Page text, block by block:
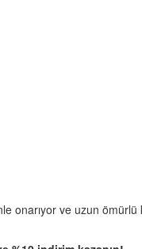
onarıyor ve uzun ömürlü